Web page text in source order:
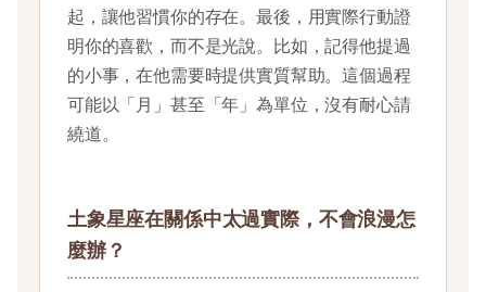
起，讓他習慣你的存在。最後，用實際行動證
明你的喜歡，而不是光說。比如，記得他提過
的小事，在他需要時提供實質幫助。這個過程
可能以「月」甚至「年」為單位，沒有耐心請
繞道。
土象星座在關係中太過實際，不會浪漫怎
麼辦？